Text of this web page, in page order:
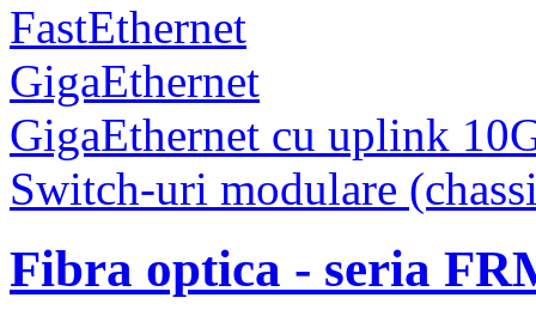
FastEthernet
GigaEthernet
GigaEthernet cu uplink
Switch-uri modulare
Fibra optica - seria